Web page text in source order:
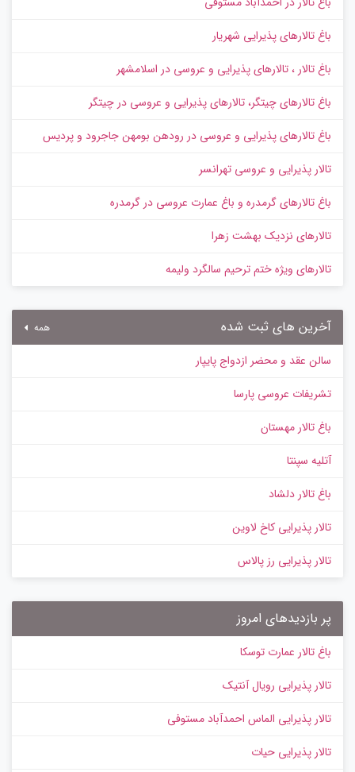
باغ تالارهای پذیرایی شهریار
باغ تالار ، تالارهای پذیرایی و عروسی در اسلامشهر
باغ تالارهای چیتگر، تالارهای پذیرایی و عروسی در چیتگر
باغ تالارهای پذیرایی و عروسی در رودهن بومهن جاجرود و پردیس
تالار پذیرایی و عروسی تهرانسر
باغ تالارهای گرمدره و باغ عمارت عروسی در گرمدره
تالارهای نزدیک بهشت زهرا
تالارهای ویژه ختم ترحیم سالگرد ولیمه
آخرین های ثبت شده همه
سالن عقد و محضر ازدواج پایپار
تشریفات عروسی پارسا
باغ تالار مهستان
آتلیه سپنتا
باغ تالار دلشاد
تالار پذیرایی کاخ لاوین
تالار پذیرایی رز پالاس
پر بازدیدهای امروز
باغ تالار عمارت توسکا
تالار پذیرایی رویال آنتیک
تالار پذیرایی الماس احمدآباد مستوفی
تالار پذیرایی حیات